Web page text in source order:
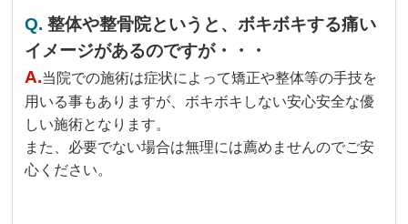
Q.整体や整骨院というと、ボキボキする痛い
イメージがあるのですが・・・
A.当院での施術は症状によって矯正や整体等の手技を
用いる事もありますが、ボキボキしない安心安全な優
しい施術となります。
また、必要でない場合は無理には薦めませんのでご安
心ください。